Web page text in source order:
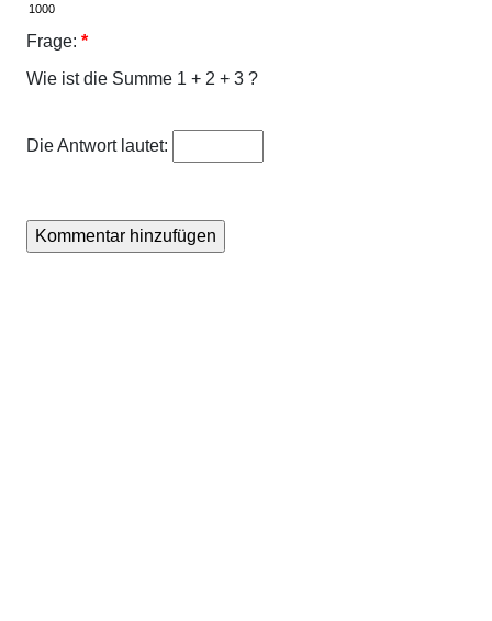
Frage: *
Wie ist die Summe 1 + 2 + 3 ?
Die Antwort lautet: